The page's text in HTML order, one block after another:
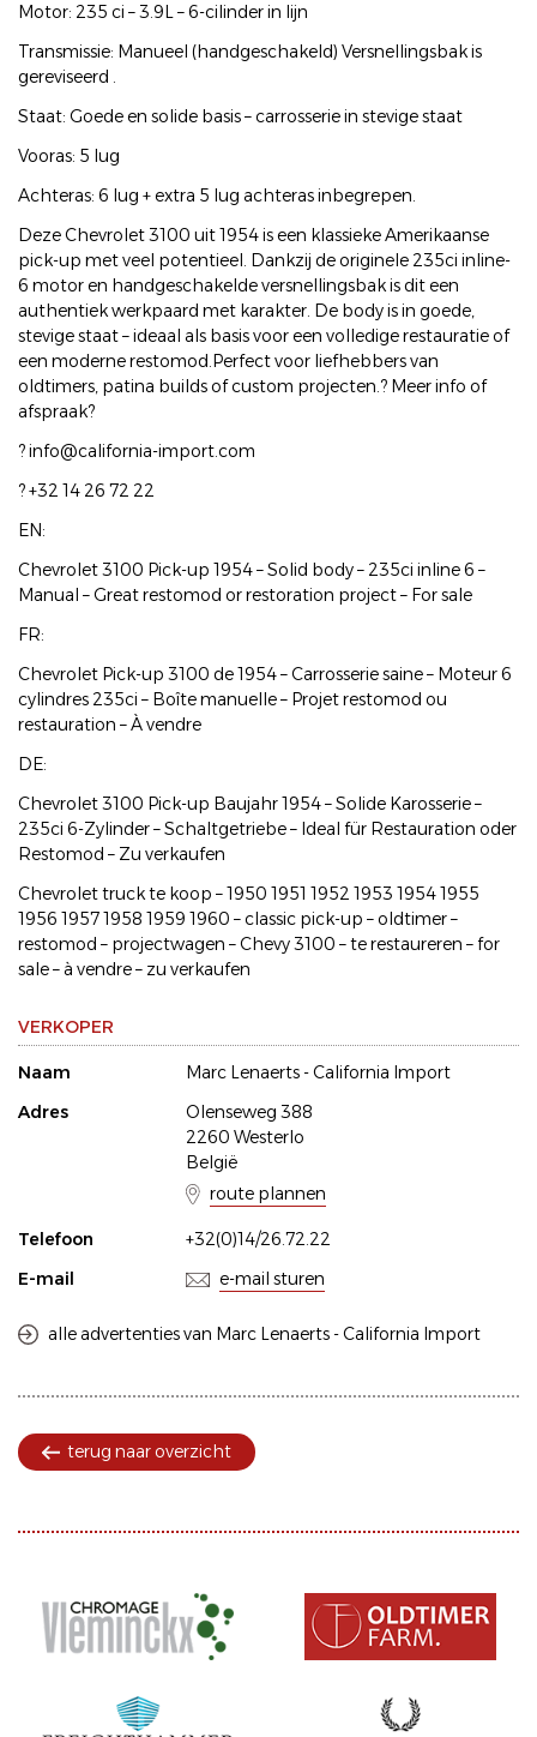
Motor: 235 ci – 3.9L – 6-cilinder in lijn
Transmissie: Manueel (handgeschakeld) Versnellingsbak is
gereviseerd .
Staat: Goede en solide basis – carrosserie in stevige staat
Vooras: 5 lug
Achteras: 6 lug + extra 5 lug achteras inbegrepen.
Deze Chevrolet 3100 uit 1954 is een klassieke Amerikaanse
pick-up met veel potentieel. Dankzij de originele 235ci inline-
6 motor en handgeschakelde versnellingsbak is dit een
authentiek werkpaard met karakter. De body is in goede,
stevige staat – ideaal als basis voor een volledige restauratie of
een moderne restomod.Perfect voor liefhebbers van
oldtimers, patina builds of custom projecten.? Meer info of
afspraak?
? info@california-import.com
? +32 14 26 72 22
EN:
Chevrolet 3100 Pick-up 1954 – Solid body – 235ci inline 6 –
Manual – Great restomod or restoration project – For sale
FR:
Chevrolet Pick-up 3100 de 1954 – Carrosserie saine – Moteur 6
cylindres 235ci – Boîte manuelle – Projet restomod ou
restauration – À vendre
DE:
Chevrolet 3100 Pick-up Baujahr 1954 – Solide Karosserie –
235ci 6-Zylinder – Schaltgetriebe – Ideal für Restauration oder
Restomod – Zu verkaufen
Chevrolet truck te koop – 1950 1951 1952 1953 1954 1955
1956 1957 1958 1959 1960 – classic pick-up – oldtimer –
restomod – projectwagen – Chevy 3100 – te restaureren – for
sale – à vendre – zu verkaufen
VERKOPER
Naam
Marc Lenaerts - California Import
Adres
Olenseweg 388
2260 Westerlo
België
route plannen
Telefoon
+32(0)14/26.72.22
E-mail
e-mail sturen
alle advertenties van Marc Lenaerts - California Import
terug naar overzicht